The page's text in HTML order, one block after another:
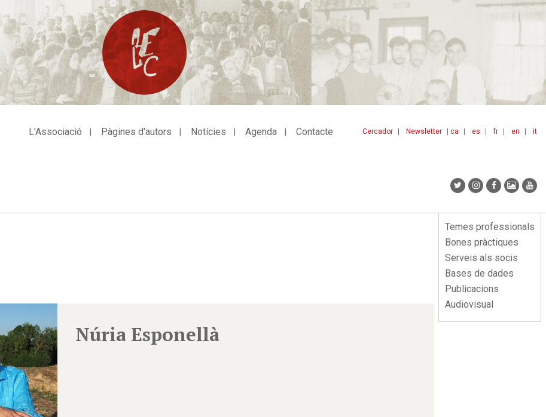
ca es fr en it
Cercador Newsletter
L'Associació Pàgines d'autors Notícies Agenda Contacte
Menu
lateral
Temes professionals
Bones pràctiques
Serveis als socis
Bases de dades
Publicacions
Audiovisual
Núria Esponellà